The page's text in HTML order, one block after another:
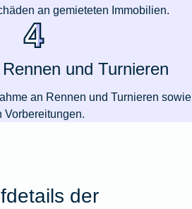
an gemieteten Immobilien.
und Turnieren
an Rennen und Turnieren sowie
Vorbereitungen.
der